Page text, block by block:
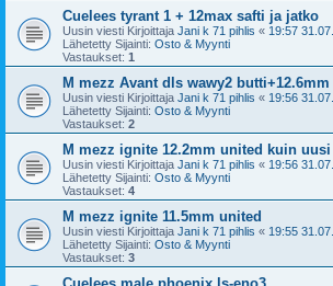
Cuelees tyrant 1 + 12max safti ja jatko
Uusin viesti Kirjoittaja Jani k 71 pihlis « 19:57
Lähetetty Sijainti: Osto & Myynti
Vastaukset: 1
M mezz Avant dls wawy2
Uusin viesti Kirjoittaja Jani k 71 pihlis « 19:56
Lähetetty Sijainti: Osto & Myynti
Vastaukset: 2
M mezz ignite 12.2mm united kuin uusi
Uusin viesti Kirjoittaja Jani k 71 pihlis « 19:56
Lähetetty Sijainti: Osto & Myynti
Vastaukset: 4
M mezz ignite 11.5mm united
Uusin viesti Kirjoittaja Jani k 71 pihlis « 19:55
Lähetetty Sijainti: Osto & Myynti
Vastaukset: 3